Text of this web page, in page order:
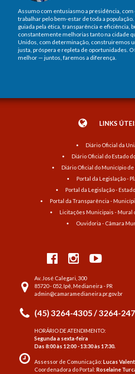
Assumo com entusiasmo a presidência,
trabalhar pelo bem-estar de toda a
guiada pela ética, transparência e eficiência,
constantemente melhorias tanto na cidade
Unidos, com determinação, construiremos
justa, próspera e repleta de oportunidades.
melhor — juntos, faremos a diferença.
LINKS
Diário Oficial da
Diário Oficial do Estado
Diário Oficial do Município
Portal da Legislação -
Portal da Legislação -
Portal da Transparência -
Licitações Municipais - Mural
Ouvidoria - Câmara
Av. José Calegari, 300
85720 - 052, Ipê, Medianeira - PR
admin@camaramedianeira.pr.gov.br
(45) 3264-4305 / 3264-
HORÁRIO DE ATENDIMENTO:
Segunda a sexta-feira
Das 8:00 às 12:00 - 13:30 às 17:30.
Assessor de Comunicação:Lucas
Coordenadora do Portal:Roselaine